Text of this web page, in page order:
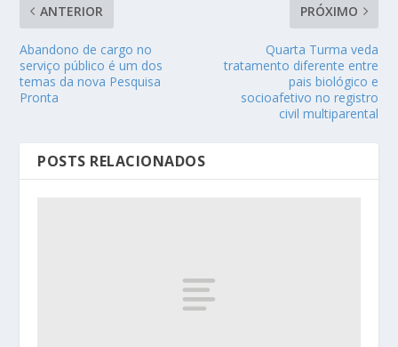
ANTERIOR
Abandono de cargo no
serviço público é um dos
temas da nova Pesquisa
Pronta
PRÓXIMO
Quarta Turma veda
tratamento diferente entre
pais biológico e
socioafetivo no registro
civil multiparental
POSTS RELACIONADOS